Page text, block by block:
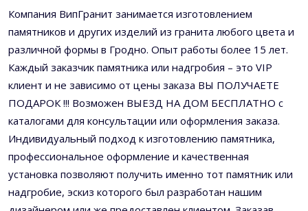
Компания ВипГранит занимается изготовлением
памятников и других изделий из гранита любого цвета и
различной формы в Гродно. Опыт работы более 15 лет.
Каждый заказчик памятника или надгробия – это VIP
клиент и не зависимо от цены заказа ВЫ ПОЛУЧАЕТЕ
ПОДАРОК !!! Возможен ВЫЕЗД НА ДОМ БЕСПЛАТНО с
каталогами для консультации или оформления заказа.
Индивидуальный подход к изготовлению памятника,
профессиональное оформление и качественная
установка позволяют получить именно тот памятник или
надгробие, эскиз которого был разработан нашим